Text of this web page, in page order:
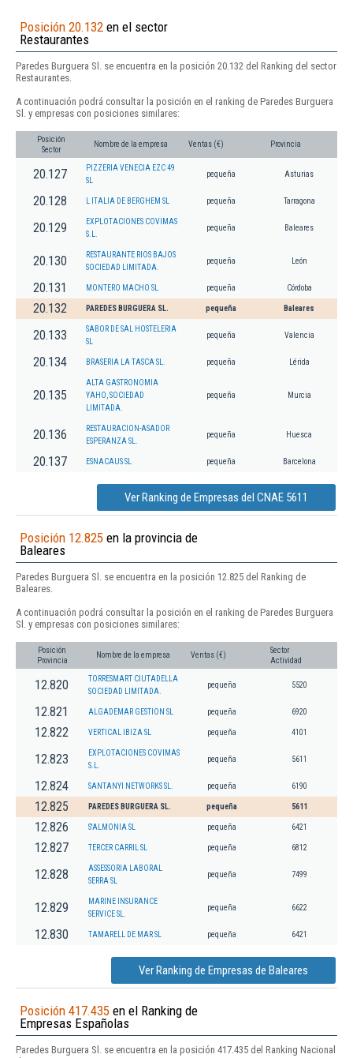
Posición 20.132 en el sector
Restaurantes
Paredes Burguera Sl. se encuentra en la posición 20.132 del Ranking del sector
Restaurantes.
A continuación podrá consultar la posición en el ranking de Paredes Burguera
Sl. y empresas con posiciones similares:
Posición
Sector
Nombre de la empresa Ventas (€) Provincia
20.127
PIZZERIA VENECIA EZC 49
SL
pequeña Asturias
20.128 L ITALIA DE BERGHEM SL pequeña Tarragona
20.129
EXPLOTACIONES COVIMAS
S.L.
pequeña Baleares
20.130
RESTAURANTE RIOS BAJOS
SOCIEDAD LIMITADA.
pequeña León
20.131 MONTERO MACHO SL pequeña Córdoba
20.132 PAREDES BURGUERA SL. pequeña Baleares
20.133
SABOR DE SAL HOSTELERIA
SL
pequeña Valencia
20.134 BRASERIA LA TASCA SL. pequeña Lérida
20.135
ALTA GASTRONOMIA
YAHO, SOCIEDAD
LIMITADA.
pequeña Murcia
20.136
RESTAURACION-ASADOR
ESPERANZA SL.
pequeña Huesca
20.137 ESNACAUS SL pequeña Barcelona
Ver Ranking de Empresas del CNAE 5611
Posición 12.825 en la provincia de
Baleares
Paredes Burguera Sl. se encuentra en la posición 12.825 del Ranking de
Baleares.
A continuación podrá consultar la posición en el ranking de Paredes Burguera
Sl. y empresas con posiciones similares:
Posición
Provincia
Nombre de la empresa Ventas (€)
Sector
Actividad
12.820
TORRESMART CIUTADELLA
SOCIEDAD LIMITADA.
pequeña 5520
12.821 ALGADEMAR GESTION SL pequeña 6920
12.822 VERTICAL IBIZA SL pequeña 4101
12.823
EXPLOTACIONES COVIMAS
S.L.
pequeña 5611
12.824 SANTANYI NETWORKS SL. pequeña 6190
12.825 PAREDES BURGUERA SL. pequeña 5611
12.826 S'ALMONIA SL pequeña 6421
12.827 TERCER CARRIL SL pequeña 6812
12.828
ASSESSORIA LABORAL
SERRA SL
pequeña 7499
12.829
MARINE INSURANCE
SERVICE SL.
pequeña 6622
12.830 TAMARELL DE MAR SL pequeña 6421
Ver Ranking de Empresas de Baleares
Posición 417.435 en el Ranking de
Empresas Españolas
Paredes Burguera Sl. se encuentra en la posición 417.435 del Ranking Nacional